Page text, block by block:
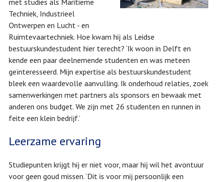
Techniek, Industrieel
Ontwerpen en Lucht - en
Ruimtevaartechniek. Hoe kwam hij als Leidse
bestuurskundestudent hier terecht? ‘Ik woon in Delft en
kende een paar deelnemende studenten en was meteen
geïnteresseerd. Mijn expertise als bestuurskundestudent
bleek een waardevolle aanvulling. Ik onderhoud relaties, zoek
samenwerkingen met partners als sponsors en bewaak met
anderen ons budget. We zijn met 26 studenten en runnen in
feite een klein bedrijf.’
Leerzame ervaring
Studiepunten krijgt hij er niet voor, maar hij wil het avontuur
voor geen goud missen. ‘Dit is voor mij persoonlijk een